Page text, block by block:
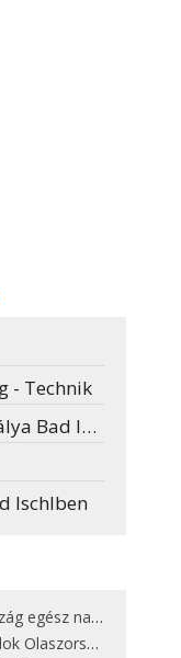
- Technik
Ischlben
Ischlben
nap nyaral
a 15 legjobbat